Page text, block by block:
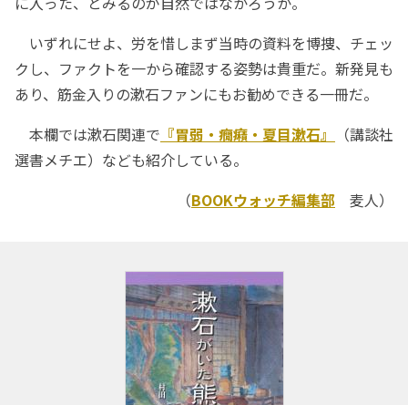
いずれにせよ、労を惜しまず当時の資料を博捜、チェッ
クし、ファクトを一から確認する姿勢は貴重だ。新発見も
あり、筋金入りの漱石ファンにもお勧めできる一冊だ。
本欄では漱石関連で 『胃弱・癇癪・夏目漱石』
（講談社
選書メチエ）なども紹介している。
（BOOKウォッチ編集部 麦人）